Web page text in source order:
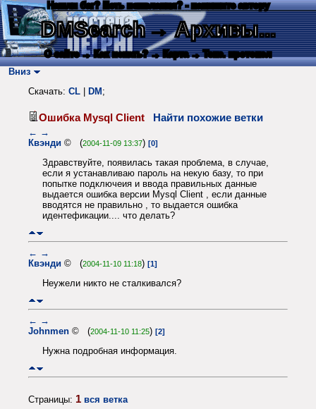
Нашли баг? Есть пожелания? - напишите автору
DMSearch→ Архивы...
О сайте → Как искать? → Карта → Текс. протокол
Вниз
Скачать: CL DM ;
Ошибка Mysql Client Найти похожие ветки
← →
Квэнди © (2004-11-09 13:37) [0]
Здравствуйте, появилась такая проблема, в случае,
если я устанавливаю пароль на некую базу, то при
попытке подключеия и ввода правильных данные
выдается ошибка версии Mysql Client , если данные
вводятся не правильно , то выдается ошибка
идентефикации.... что делать?
← →
Квэнди © (2004-11-10 11:18) [1]
Неужели никто не сталкивался?
← →
Johnmen © (2004-11-10 11:25) [2]
Нужна подробная информация.
Страницы: 1 вся ветка